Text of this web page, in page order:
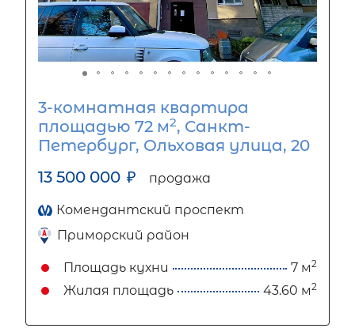
3-комнатная квартира
площадью 72 м2, Санкт-
Петербург, Ольховая улица, 20
13 500 000 ₽ продажа
Комендантский проспект
Приморский район
Площадь кухни 7 м2
Жилая площадь 43.60 м2